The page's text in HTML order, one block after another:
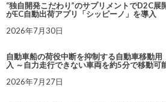
“独自開発こだわり”のサプリメントでD2C展
がEC自動出荷アプリ「シッピーノ」を導入
2026年7月30日
自動車船の荷役中断を抑制する自動車移動
入 ～自力走行できない車両を約5分で移動可
2026年7月27日